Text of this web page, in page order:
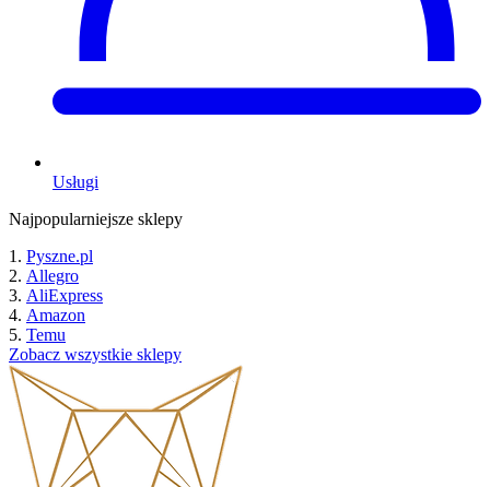
Usługi
Najpopularniejsze sklepy
Pyszne.pl
Allegro
AliExpress
Amazon
Temu
Zobacz wszystkie sklepy